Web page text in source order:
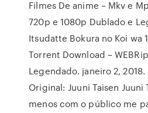
Filmes De anime – Mkv e
720p e 1080p Dublado e
Itsudatte Bokura no Koi wa
Torrent Download –
Legendado. janeiro 2,
Original: Juuni Taisen Juuni
menos com o público me